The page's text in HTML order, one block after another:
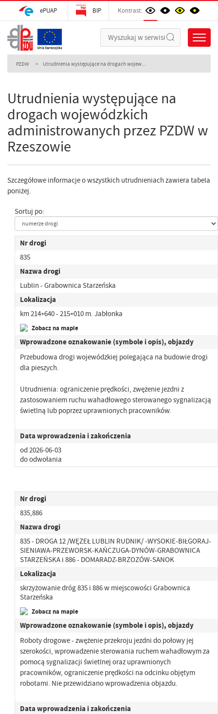
ePUAP BIP Kontrast:
PZDW Utrudnienia występujące na drogach wojew...
Utrudnienia występujące na
drogach wojewódzkich
administrowanych przez PZDW w
Rzeszowie
Szczegółowe informacje o wszystkich utrudnieniach zawiera tabela
poniżej.
Sortuj po:
Nr drogi
835
Nazwa drogi
Lublin - Grabownica Starzeńska
Lokalizacja
km 214+640 - 215+010 m. Jabłonka
Zobacz na mapie
Wprowadzone oznakowanie (symbole i opis), objazdy
Przebudowa drogi wojewódzkiej polegająca na budowie drogi
dla pieszych.
Utrudnienia: ograniczenie prędkości, zwężenie jezdni z
zastosowaniem ruchu wahadłowego sterowanego sygnalizacją
świetlną lub poprzez uprawnionych pracowników.
Data wprowadzenia i zakończenia
od 2026-06-03
do odwołania
Nr drogi
835,886
Nazwa drogi
835 - DROGA 12 /WĘZEŁ LUBLIN RUDNIK/ -WYSOKIE-BIŁGORAJ-
SIENIAWA-PRZEWORSK-KAŃCZUGA-DYNÓW-GRABOWNICA
STARZEŃSKA i 886 - DOMARADZ-BRZOZÓW-SANOK
Lokalizacja
skrzyżowanie dróg 835 i 886 w miejscowości Grabownica
Starzeńska
Zobacz na mapie
Wprowadzone oznakowanie (symbole i opis), objazdy
Roboty drogowe - zwężenie przekroju jezdni do połowy jej
szerokości, wprowadzenie sterowania ruchem wahadłowym za
pomocą sygnalizacji świetlnej oraz uprawnionych
pracowników, ograniczenie prędkości na odcinku objętym
robotami. Nie przewidziano wprowadzenia objazdu.
Data wprowadzenia i zakończenia